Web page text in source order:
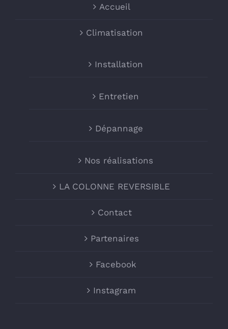
Accueil
Climatisation
Installation
Entretien
Dépannage
Nos réalisations
LA COLONNE REVERSIBLE
Contact
Partenaires
Facebook
Instagram